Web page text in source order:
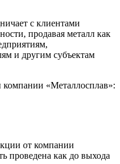
с клиентами
продавая металл как
и другим субъектам
«Металлосплав»:
от компании
проведена как до выхода